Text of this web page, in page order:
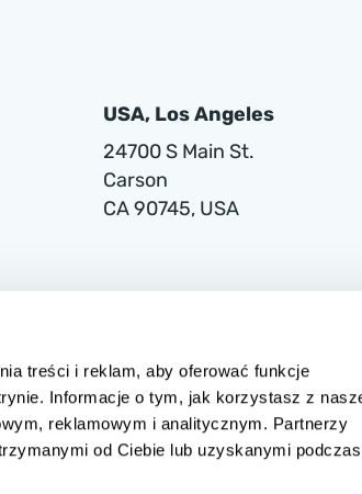
treści i reklam, aby oferować funkcje
Informacje o tym, jak korzystasz z
reklamowym i analitycznym. Partnerzy
od Ciebie lub uzyskanymi podczas
USA, Los Angeles
24700 S Main St.
Carson
CA 90745, USA